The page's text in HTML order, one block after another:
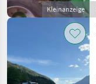
Kleinanzeige